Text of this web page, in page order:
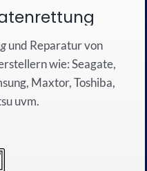
und Reparaturvon
wie:Seagate,
, Maxtor,Toshiba,
uvm.